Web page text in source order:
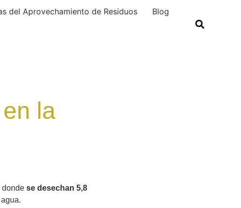
del Aprovechamiento de Residuos Blog
la
donde se desechan 5,8